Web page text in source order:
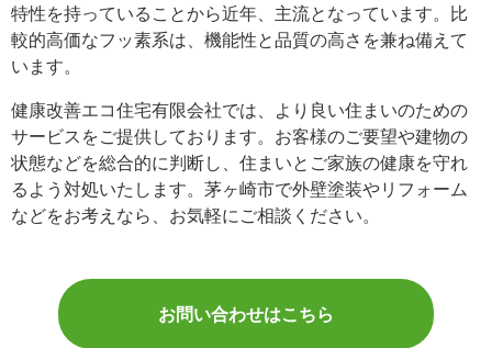
特性を持っていることから近年、主流となっています。比
較的高価なフッ素系は、機能性と品質の高さを兼ね備えて
います。
健康改善エコ住宅有限会社では、より良い住まいのための
サービスをご提供しております。お客様のご要望や建物の
状態などを総合的に判断し、住まいとご家族の健康を守れ
るよう対処いたします。茅ヶ崎市で外壁塗装やリフォーム
などをお考えなら、お気軽にご相談ください。
お問い合わせはこちら